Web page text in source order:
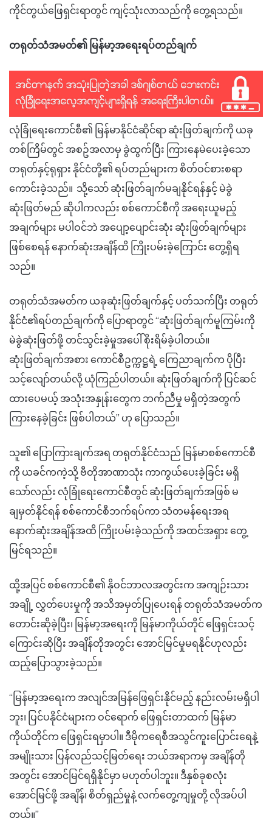
ကိုင်တွယ်ဖြေရှင်းရာတွင် ကျင့်သုံးလာသည်ကို တွေ့ရသည်။
တရုတ်သံအမတ်၏ မြန်မာ့အရေးရပ်တည်ချက်
လုံခြုံရေးကောင်စီ၏ မြန်မာနိုင်ငံဆိုင်ရာ ဆုံးဖြတ်ချက်ကို ယခု
တစ်ကြိမ်တွင် အစဥ်အလာမှ ခွဲထွက်ပြီး ကြားနေမဲပေးခဲ့သော
တရုတ်နှင့်ရုရှား နိုင်ငံတို့၏ ရပ်တည်များက စိတ်ဝင်စားစရာ
ကောင်းခဲ့သည်။ သို့သော် ဆုံးဖြတ်ချက်မချနိုင်ရန်နှင့် မဲခွဲ
ဆုံးဖြတ်မည် ဆိုပါကလည်း စစ်ကောင်စီကို အရေးယူမည့်
အချက်များ မပါဝင်ဘဲ အပျော့ပျောင်းဆုံး ဆုံးဖြတ်ချက်များ
ဖြစ်စေရန် နောက်ဆုံးအချိန်ထိ ကြိုးပမ်းခဲ့ကြောင်း တွေ့ရှိရ
သည်။
တရုတ်သံအမတ်က ယခုဆုံးဖြတ်ချက်နှင့် ပတ်သက်ပြီး တရုတ်
နိုင်ငံ၏ရပ်တည်ချက်ကို ပြောရာတွင် “ဆုံးဖြတ်ချက်မူကြမ်းကို
မဲခွဲဆုံးဖြတ်ဖို့ တင်သွင်းခဲ့မှုအပေါ် စိုးရိမ်ခဲ့ပါတယ်။
ဆုံးဖြတ်ချက်အစား ကောင်စီဥက္ကဋ္ဌရဲ့ ကြေညာချက်က ပိုပြီး
သင့်လျော်တယ်လို့ ယုံကြည်ပါတယ်။ ဆုံးဖြတ်ချက်ကို ပြင်ဆင်
ထားပေမယ့် အသုံးအနှုန်းတွေက ဘက်ညီမှု မရှိတဲ့အတွက်
ကြားနေခဲ့ခြင်း ဖြစ်ပါတယ်” ဟု ပြောသည်။
သူ၏ ပြောကြားချက်အရ တရုတ်နိုင်ငံသည် မြန်မာစစ်ကောင်စီ
ကို ယခင်ကကဲ့သို့ ဗီတိုအာဏာသုံး ကာကွယ်ပေးခဲ့ခြင်း မရှိ
သော်လည်း လုံခြုံရေးကောင်စီတွင် ဆုံးဖြတ်ချက်အဖြစ် မ
ချမှတ်နိုင်ရန် စစ်ကောင်စီဘက်ရပ်ကာ သံတမန်ရေးအရ
နောက်ဆုံးအချိန်အထိ ကြိုးပမ်းခဲ့သည်ကို အထင်အရှား တွေ့
မြင်ရသည်။
ထို့အပြင် စစ်ကောင်စီ၏ နိုဝင်ဘာလအတွင်းက အကျဉ်းသား
အချို့ လွှတ်ပေးမှုကို အသိအမှတ်ပြုပေးရန် တရုတ်သံအမတ်က
တောင်းဆိုခဲ့ပြီး၊ မြန်မာ့အရေးကို မြန်မာကိုယ်တိုင် ဖြေရှင်းသင့်
ကြောင်းဆိုပြီး အချိန်တိုအတွင်း အောင်မြင်မှုမရနိုင်ဟုလည်း
ထည့်ပြောသွားခဲ့သည်။
“မြန်မာ့အရေးက အလျင်အမြန်ဖြေရှင်းနိုင်မည့် နည်းလမ်းမရှိပါ
ဘူး၊ ပြင်ပနိုင်ငံများက ဝင်ရောက် ဖြေရှင်းတာထက် မြန်မာ
ကိုယ်တိုင်က ဖြေရှင်းရမှာပါ။ ဒီမိုကရေစီအသွင်ကူးပြောင်းရေနဲ့
အမျိုးသား ပြန်လည်သင့်မြတ်ရေး ဘယ်အရာကမှ အချိန်တို
အတွင်း အောင်မြင်ရရှိနိုင်မှာ မဟုတ်ပါဘူး။ ဒီနှစ်ခုစလုံး
အောင်မြင်ဖို့ အချိန်၊ စိတ်ရှည်မှုနဲ့ လက်တွေ့ကျမှုတို့ လိုအပ်ပါ
တယ်။”